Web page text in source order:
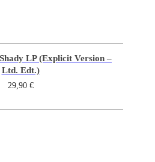
LP (Explicit Version –
Ltd. Edt.)
29,90 €